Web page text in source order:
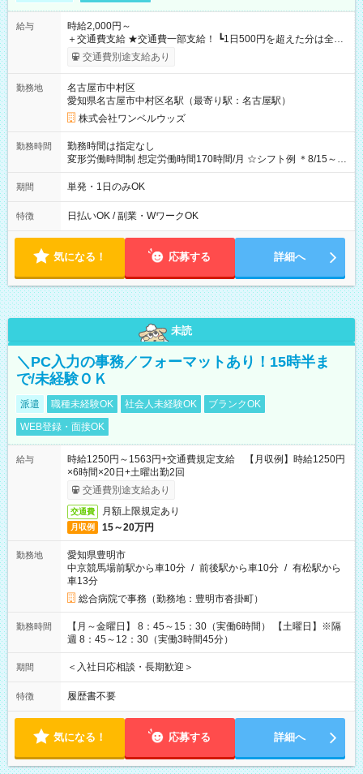
給与
時給2,000円～
＋交通費支給 ★交通費一部支給！ ┗1日500円を超えた分は全額
支給！ ※往復500円以内の方は自己負担となります ★日払い
OK！（規定あり） ┗働いたその日に現金GET♪ お仕事後はコン
期間なし
交通費別途支給あり
勤務地
名古屋市中村区
愛知県名古屋市中村区名駅（最寄り駅：名古屋駅）
株式会社ワンベルウッズ
勤務時間
勤務時間は指定なし
変形労働時間制 想定労働時間170時間/月 ☆シフト例 ＊8/15～
10/26 全日共通 08：00～12：00 17：00～21：00 ＊8/31
～9/19のみ下記シフトもあります！ 12：00～16：00 ＊9/6～
00
期間 単発・1日のみOK
特徴 日払いOK / 副業・WワークOK
気になる！ 応募する 詳細へ
未読
＼PC入力の事務／フォーマットあり！15時半ま
で/未経験ＯＫ
派遣 職種未経験OK 社会人未経験OK
ブランクOK
WEB登録・面接OK
給与
時給1250円～1563円+交通費規定支給 【月収例】時給1250円
×6時間×20日+土曜出勤2回
交通費別途支給あり
交通費 月額上限規定あり
月収例 15～20万円
勤務地
愛知県豊明市
中京競馬場前駅から車10分 / 前後駅から車10分 / 有松駅から
車13分
総合病院で事務（勤務地：豊明市沓掛町）
勤務時間
【月～金曜日】 8：45～15：30（実働6時間） 【土曜日】※隔
週 8：45～12：30（実働3時間45分）
期間 ＜入社日応相談・長期歓迎＞
特徴 履歴書不要
気になる！ 応募する 詳細へ